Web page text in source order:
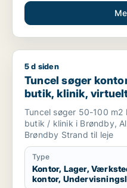
Tuncel søger kontor,
5 d siden
Tuncel søger
butik, klinik,
leje i Brøndby,
Vallensbæk
Tuncel søger 50-100
butik / klinik i Brøndby,
Brøndby Strand til leje
Type
Kontor, Lager,
kontor,